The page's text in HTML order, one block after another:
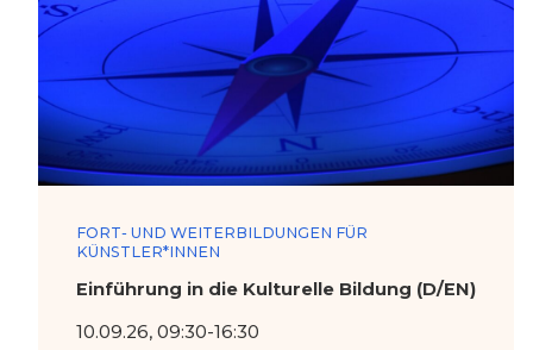
FORT- UND WEITERBILDUNGEN FÜR
KÜNSTLER*INNEN
Einführung in die Kulturelle Bildung (D/EN)
10.09.26, 09:30-16:30